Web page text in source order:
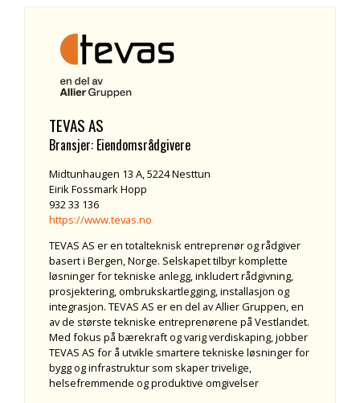
TEVAS AS
Bransjer: Eiendomsrådgivere
Midtunhaugen 13 A, 5224 Nesttun
Eirik Fossmark Hopp
932 33 136
https://www.tevas.no
TEVAS AS er en totalteknisk entreprenør og rådgiver
basert i Bergen, Norge. Selskapet tilbyr komplette
løsninger for tekniske anlegg, inkludert rådgivning,
prosjektering, ombrukskartlegging, installasjon og
integrasjon. TEVAS AS er en del av Allier Gruppen, en
av de største tekniske entreprenørene på Vestlandet.
Med fokus på bærekraft og varig verdiskaping, jobber
TEVAS AS for å utvikle smartere tekniske løsninger for
bygg og infrastruktur som skaper trivelige,
helsefremmende og produktive omgivelser